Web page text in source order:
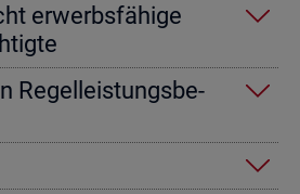
er­werbs­fä­hi­ge
Re­gel­leis­tungs­be­